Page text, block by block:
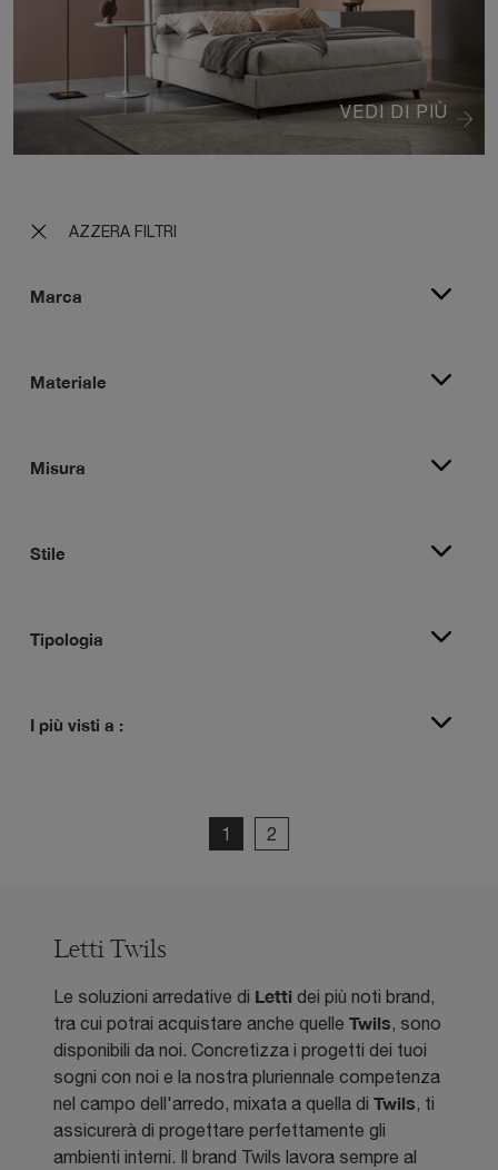
AZZERA FILTRI
Marca
Materiale
Misura
Stile
Tipologia
I più visti a :
VEDI DI PIÙ
1 2
Letti Twils
Le soluzioni arredative di Letti dei più noti brand,
tra cui potrai acquistare anche quelle Twils, sono
disponibili da noi. Concretizza i progetti dei tuoi
sogni con noi e la nostra pluriennale competenza
nel campo dell'arredo, mixata a quella di Twils, ti
assicurerà di progettare perfettamente gli
ambienti interni. Il brand Twils lavora sempre al